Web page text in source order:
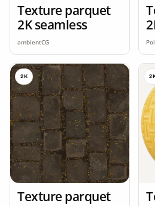
Texture parquet
2K seamless
ambientCG
2K
Texture parquet